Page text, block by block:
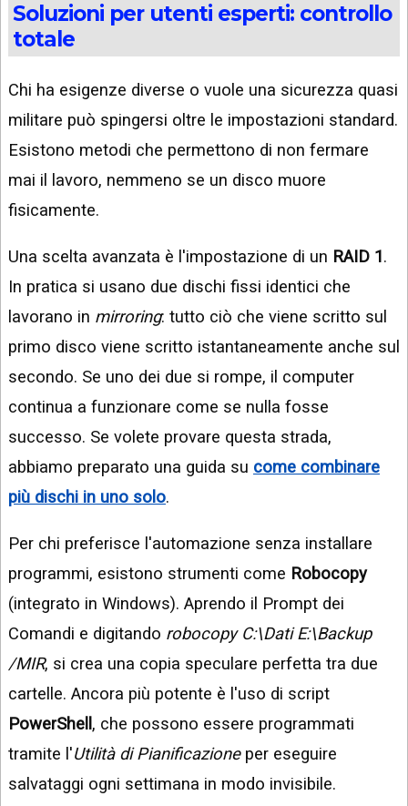
Soluzioni per utenti esperti: controllo
totale
Chi ha esigenze diverse o vuole una sicurezza quasi
militare può spingersi oltre le impostazioni standard.
Esistono metodi che permettono di non fermare
mai il lavoro, nemmeno se un disco muore
fisicamente.
Una scelta avanzata è l'impostazione di un RAID 1.
In pratica si usano due dischi fissi identici che
lavorano in mirroring: tutto ciò che viene scritto sul
primo disco viene scritto istantaneamente anche sul
secondo. Se uno dei due si rompe, il computer
continua a funzionare come se nulla fosse
successo. Se volete provare questa strada,
abbiamo preparato una guida su come combinare
più dischi in uno solo.
Per chi preferisce l'automazione senza installare
programmi, esistono strumenti come Robocopy
(integrato in Windows). Aprendo il Prompt dei
Comandi e digitando robocopy C:\Dati E:\Backup
/MIR, si crea una copia speculare perfetta tra due
cartelle. Ancora più potente è l'uso di script
PowerShell , che possono essere programmati
tramite l'Utilità di Pianificazioneper eseguire
salvataggi ogni settimana in modo invisibile.